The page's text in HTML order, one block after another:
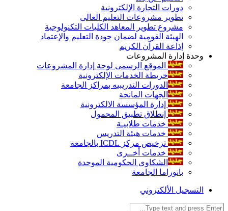
دورات التجارة الإلكترونية
تطوير مشروعات التعليم العالى
مشروع تطوير المعاهد الكليات التكنولوجية
الهيئة القومية لضمان جودة التعليم والإعتماد
إذاعة القرآن الكريم
وحدة إدارة المشروعات
الموقع الرسمى لوحة إدارة المشروعات
خريطة الخدمات الإلكترونية
الدورات التدريبيه بمراكز الجامعة
الجهات المانحة
إدارة المؤسسة الالكترونية
إنطلاق تطبيق المحمول
خدمات طلابيـة
خدمات هيئة التدريس
ترخيص مركز ICDL بالجامعة
خدمات أخــرى
الشكاوى الحكومية الموحدة
بانوراما الجامعة
التسجيل الألكتروني